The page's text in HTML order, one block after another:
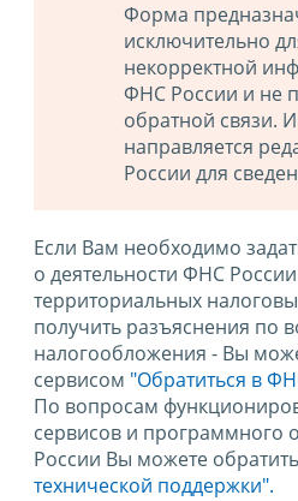
Форма
исключительно
некорректной
ФНС России и не
обратной связи.
направляется
России для
Если Вам необходимо
о деятельности ФНС
территориальных
получить разъяснения по
налогообложения - Вы
сервисом "Обратиться в
По вопросам
сервисов и программного
России Вы можете
технической поддержки".